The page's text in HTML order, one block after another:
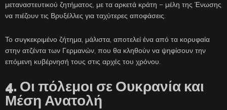
μεταναστευτικού ζητήματος, με τα αρκετά κράτη – μέλη της Ένωσης
να πιέζουν τις Βρυξέλλες για ταχύτερες αποφάσεις.
Το συγκεκριμένο ζήτημα, μάλιστα, αποτελεί ένα από τα κορυφαία
στην ατζέντα των Γερμανών, που θα κληθούν να ψηφίσουν την
επόμενη κυβέρνησή τους στις αρχές του χρόνου.
4. Οι πόλεμοι σε Ουκρανία και
Μέση Ανατολή